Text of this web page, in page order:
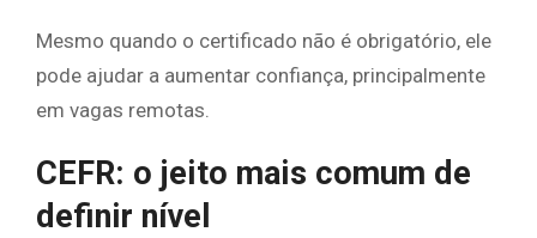
Mesmo quando o certificado não é obrigatório, ele
pode ajudar a aumentar confiança, principalmente
em vagas remotas.
CEFR: o jeito mais comum de
definir nível